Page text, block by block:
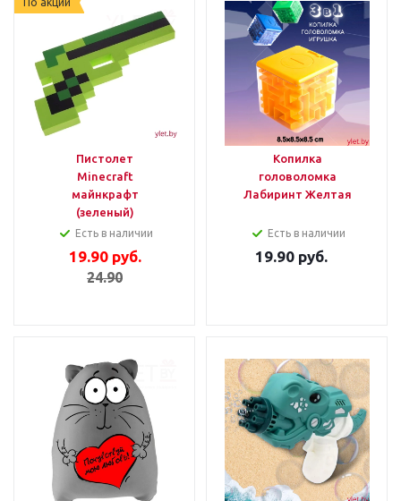
Пистолет
Minecraft
майнкрафт
(зеленый)
Есть в наличии
19.90руб.
24.90
Копилка
головоломка
Лабиринт Желтая
Есть в наличии
19.90руб.